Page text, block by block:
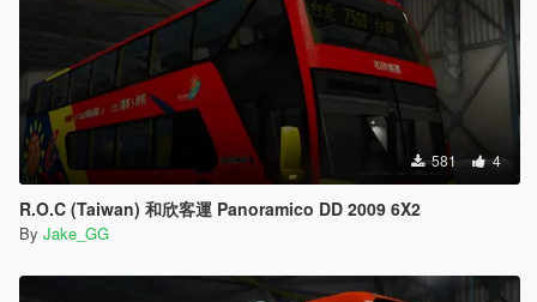
581 4
R.O.C (Taiwan) 和欣客運 Panoramico DD 2009 6X2
By Jake_GG